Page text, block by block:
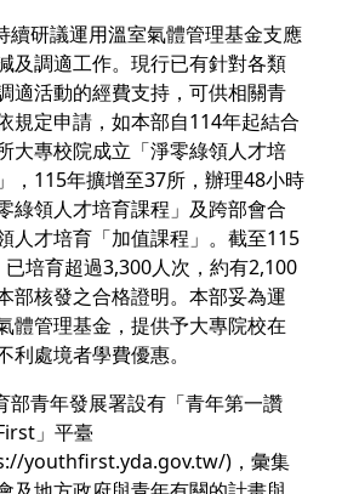
續研議運用溫室氣體管理基金支應
及調適工作。現行已有針對各類
適活動的經費支持，可供相關青
規定申請，如本部自114年起結合
大專校院成立「淨零綠領人才培
，115年擴增至37所，辦理48小時
綠領人才培育課程」及跨部會合
人才培育「加值課程」。截至115
已培育超過3,300人次，約有2,100
部核發之合格證明。本部妥為運
體管理基金，提供予大專院校在
利處境者學費優惠。
部青年發展署設有「青年第一讚
」平臺
youthfirst.yda.gov.tw/)，彙集